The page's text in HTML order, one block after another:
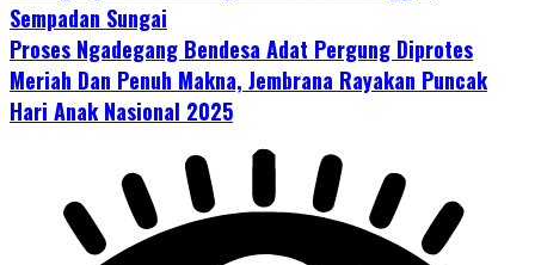
Sempadan Sungai
Proses Ngadegang Bendesa Adat Pergung Diprotes
Meriah Dan Penuh Makna, Jembrana Rayakan Puncak
Hari Anak Nasional 2025